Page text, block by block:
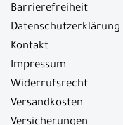
Barrierefreiheit
Datenschutzerklärung
Kontakt
Impressum
Widerrufsrecht
Versandkosten
Versicherungen